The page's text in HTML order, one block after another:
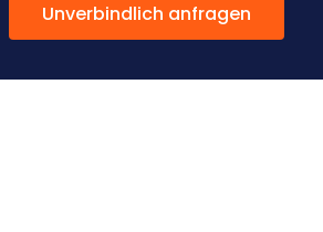
Unverbindlich anfragen